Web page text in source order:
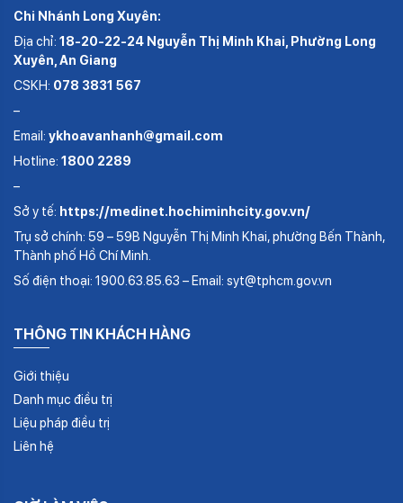
Chi Nhánh Long Xuyên:
Địa chỉ: 18-20-22-24 Nguyễn Thị Minh Khai, Phường Long
Xuyên, An Giang
CSKH: 078 3831 567
–
Email: ykhoavanhanh@gmail.com
Hotline: 1800 2289
–
Sở y tế: https://medinet.hochiminhcity.gov.vn/
Trụ sở chính: 59 – 59B Nguyễn Thị Minh Khai, phường Bến Thành,
Thành phố Hồ Chí Minh.
Số điện thoại: 1900.63.85.63 – Email: syt@tphcm.gov.vn
THÔNG TIN KHÁCH HÀNG
Giới thiệu
Danh mục điều trị
Liệu pháp điều trị
Liên hệ